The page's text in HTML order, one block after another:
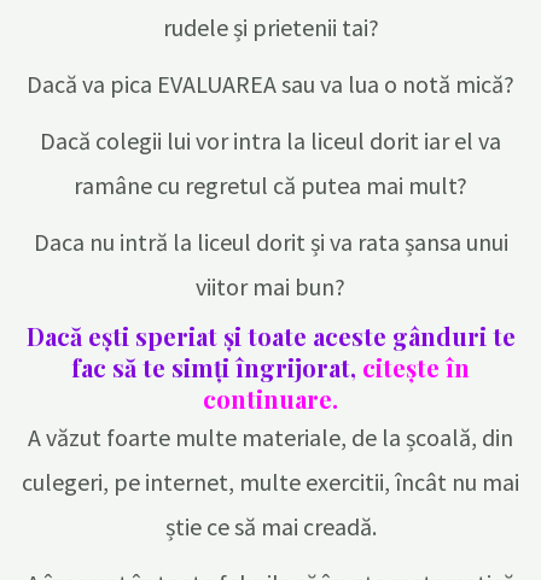
rudele și prietenii tai?
Dacă va pica EVALUAREA sau va lua o notă mică?
Dacă colegii lui vor intra la liceul dorit iar el va
ramâne cu regretul că putea mai mult?
Daca nu intră la liceul dorit și va rata șansa unui
viitor mai bun?
Dacă ești speriat și toate aceste gânduri te
fac să te simți îngrijorat, citește în
continuare.
A văzut foarte multe materiale, de la școală, din
culegeri, pe internet, multe exercitii, încât nu mai
știe ce să mai creadă.